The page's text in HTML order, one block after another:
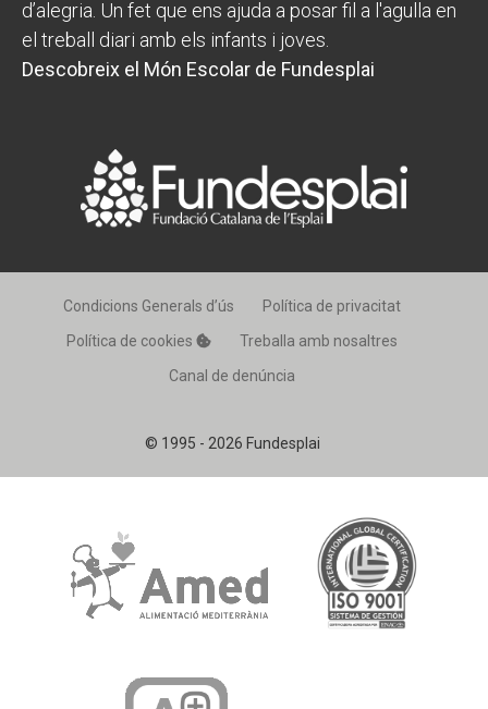
d’alegria. Un fet que ens ajuda a posar fil a l'agulla en
el treball diari amb els infants i joves.
Descobreix el Món Escolar de Fundesplai
© 1995 - 2026 Fundesplai
Condicions Generals d’ús
Política de privacitat
Política de cookies
Treballa amb nosaltres
Canal de denúncia